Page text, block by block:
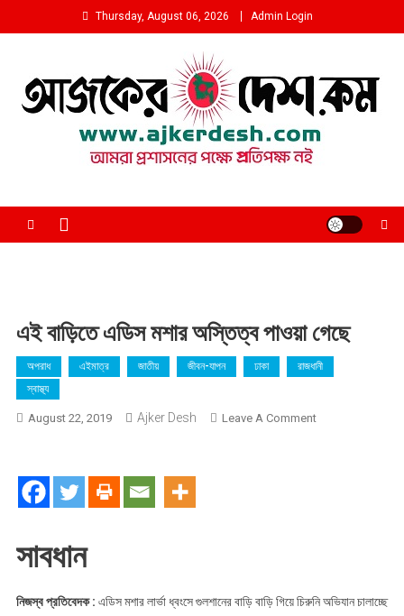
to
Thursday, August 06, 2026 Admin Login
এই বাড়িতে এডিস মশার অস্তিত্ব পাওয়া গেছে
অপরাধ এইমাত্র জাতীয় জীবন-যাপন ঢাকা
রাজধানী
স্বাস্থ্য
August 22, 2019 Ajker Desh Leave A CommentOn
সাবধান
নিজস্ব প্রতিবেদক : এডিস মশার লার্ভা ধ্বংসে গুলশানের বাড়ি বাড়ি গিয়ে চিরুনি অভিযান চালাচ্ছে